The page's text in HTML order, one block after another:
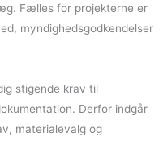
Fælles for projekterne er
myndighedsgodkendelser
stigende krav til
Derfor indgår
materialevalg og